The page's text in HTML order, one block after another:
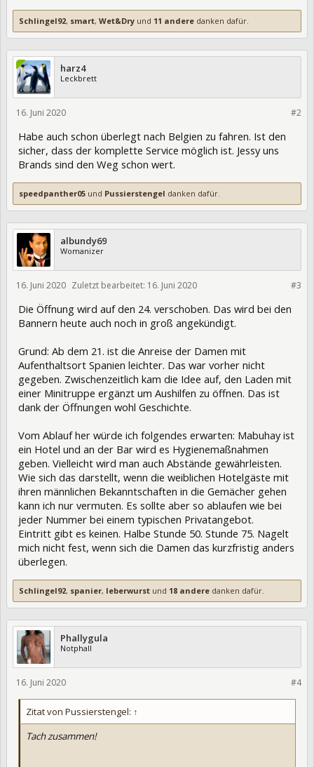
Schlingel92, smart, Wet&Dry und 11 andere danken dafür.
harz4
Leckbrett
#2
16. Juni 2020
Habe auch schon überlegt nach Belgien zu fahren. Ist den
sicher, dass der komplette Service möglich ist. Jessy uns
Brands sind den Weg schon wert.
speedpanther05 und Pussierstengel danken dafür.
albundy69
Womanizer
#3
16. Juni 2020 Zuletzt bearbeitet: 16. Juni 2020
Die Öffnung wird auf den 24. verschoben. Das wird bei den
Bannern heute auch noch in groß angekündigt.
Grund: Ab dem 21. ist die Anreise der Damen mit
Aufenthaltsort Spanien leichter. Das war vorher nicht
gegeben. Zwischenzeitlich kam die Idee auf, den Laden mit
einer Minitruppe ergänzt um Aushilfen zu öffnen. Das ist
dank der Öffnungen wohl Geschichte.
Vom Ablauf her würde ich folgendes erwarten: Mabuhay ist
ein Hotel und an der Bar wird es Hygienemaßnahmen
geben. Vielleicht wird man auch Abstände gewährleisten.
Wie sich das darstellt, wenn die weiblichen Hotelgäste mit
ihren männlichen Bekanntschaften in die Gemächer gehen
kann ich nur vermuten. Es sollte aber so ablaufen wie bei
jeder Nummer bei einem typischen Privatangebot.
Eintritt gibt es keinen. Halbe Stunde 50. Stunde 75. Nagelt
mich nicht fest, wenn sich die Damen das kurzfristig anders
überlegen.
Schlingel92, spanier, leberwurst und 18 andere danken dafür.
Phallygula
Notphall
#4
16. Juni 2020
Zitat von Pussierstengel: ↑
Tach zusammen!